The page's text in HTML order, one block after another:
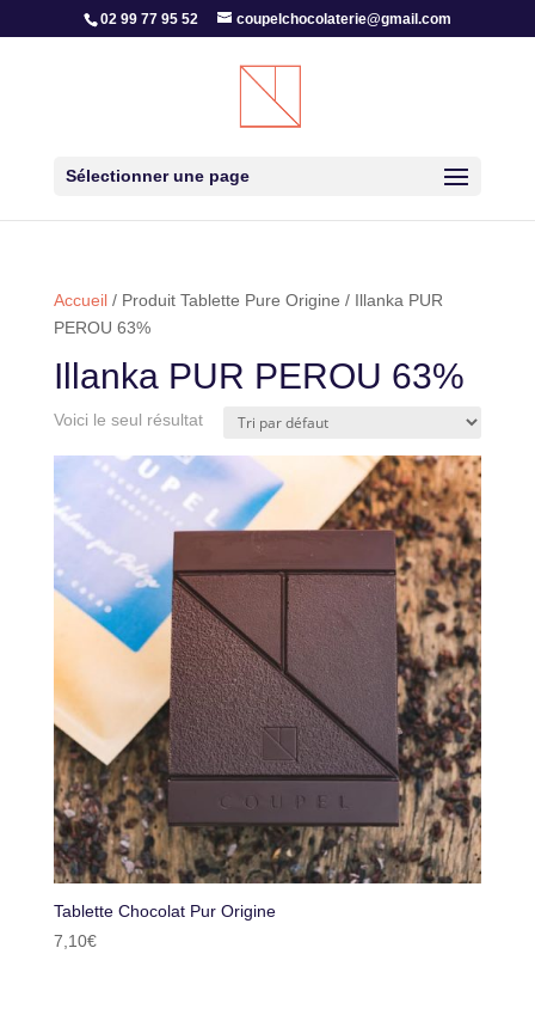
02 99 77 95 52 coupelchocolaterie@gmail.com
Sélectionner une page
Accueil/ Produit Tablette Pure Origine / Illanka PUR
PEROU 63%
Illanka PUR PEROU 63%
Voici le seul résultat
Tablette Chocolat Pur Origine
7,10€